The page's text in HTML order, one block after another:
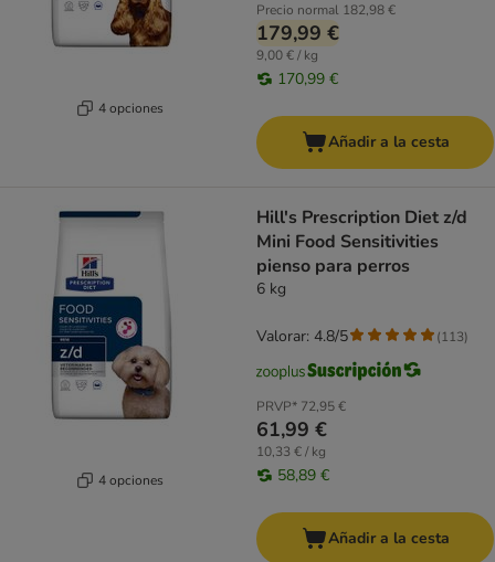
4 opciones
Precio normal 182,98 €
179,99 €
9,00 € / kg
170,99 €
Añadir a la cesta
4 opciones
Hill's Prescription Diet z/d
Mini Food Sensitivities
pienso para perros
6 kg
PRVP* 72,95 €
61,99 €
10,33 € / kg
58,89 €
Valorar: 4.8/5 (113)
Añadir a la cesta